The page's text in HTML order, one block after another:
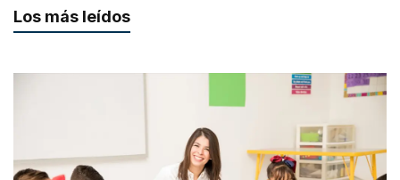
Los más leídos